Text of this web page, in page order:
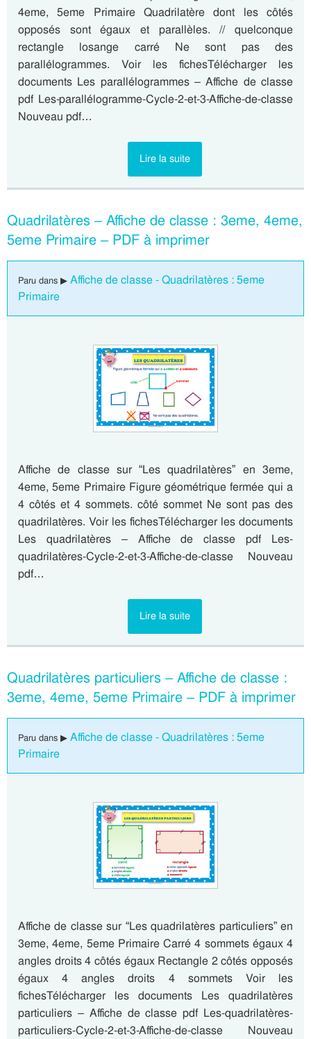
4eme, 5eme Primaire Quadrilatère dont les côtés
opposés sont égaux et parallèles. // quelconque
rectangle losange carré Ne sont pas des
parallélogrammes. Voir les fichesTélécharger les
documents Les parallélogrammes – Affiche de classe
pdf Les-parallélogramme-Cycle-2-et-3-Affiche-de-classe
Nouveau pdf…
Lire la suite
Quadrilatères – Affiche de classe : 3eme, 4eme,
5eme Primaire – PDF à imprimer
Paru dans ▶ Affiche de classe - Quadrilatères : 5eme
Primaire
Affiche de classe sur “Les quadrilatères” en 3eme,
4eme, 5eme Primaire Figure géométrique fermée qui a
4 côtés et 4 sommets. côté sommet Ne sont pas des
quadrilatères. Voir les fichesTélécharger les documents
Les quadrilatères – Affiche de classe pdf Les-
quadrilatères-Cycle-2-et-3-Affiche-de-classe Nouveau
pdf…
Lire la suite
Quadrilatères particuliers – Affiche de classe :
3eme, 4eme, 5eme Primaire – PDF à imprimer
Paru dans ▶ Affiche de classe - Quadrilatères : 5eme
Primaire
Affiche de classe sur “Les quadrilatères particuliers” en
3eme, 4eme, 5eme Primaire Carré 4 sommets égaux 4
angles droits 4 côtés égaux Rectangle 2 côtés opposés
égaux 4 angles droits 4 sommets Voir les
fichesTélécharger les documents Les quadrilatères
particuliers – Affiche de classe pdf Les-quadrilatères-
particuliers-Cycle-2-et-3-Affiche-de-classe Nouveau